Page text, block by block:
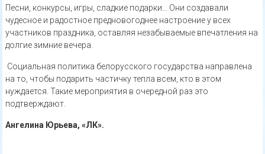
Песни, конкурсы, игры, сладкие подарки… Они создавали
чудесное и радостное предновогоднее настроение у всех
участников праздника, оставляя незабываемые впечатления на
долгие зимние вечера.
Социальная политика белорусского государства направлена
на то, чтобы подарить частичку тепла всем, кто в этом
нуждается. Такие мероприятия в очередной раз это
подтверждают.
Ангелина Юрьева, «ЛК».